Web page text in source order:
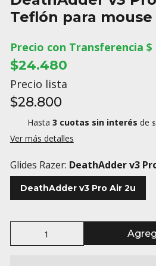
Teflón para mouse
Precio con Transferencia $
$24.480
Precio lista
$28.800
Hasta 3 cuotas sin interés de
Ver más detalles
Glides Razer: DeathAdder v3
DeathAdder v3 Pro Air 2u